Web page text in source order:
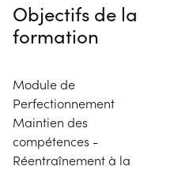
Objectifs de la
formation
Module de
Perfectionnement
Maintien des
compétences -
Réentraînement à la